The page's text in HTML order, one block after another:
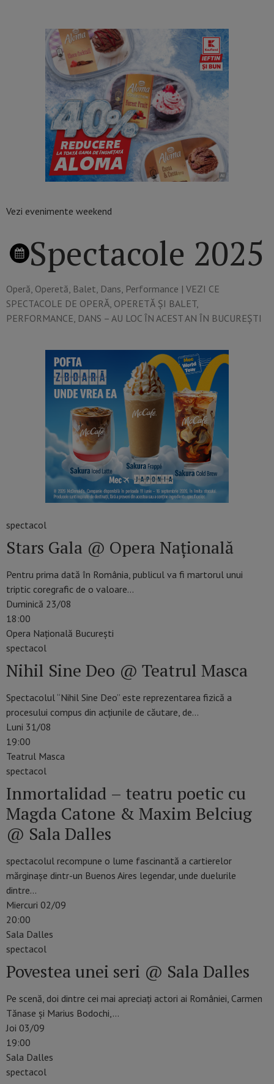
Vezi evenimente weekend
Spectacole 2025
Operă, Operetă, Balet, Dans, Performance​ | VEZI CE
SPECTACOLE DE OPERĂ, OPERETĂ ȘI BALET,
PERFORMANCE, DANS – AU LOC ÎN ACEST AN ÎN BUCUREȘTI
spectacol
Stars Gala @ Opera Națională
Pentru prima dată în România, publicul va fi martorul unui
triptic coregrafic de o valoare…
Duminică 23/08
18:00
Opera Națională București
spectacol
Nihil Sine Deo @ Teatrul Masca
Spectacolul “Nihil Sine Deo” este reprezentarea fizică a
procesului compus din acțiunile de căutare, de…
Luni 31/08
19:00
Teatrul Masca
spectacol
Inmortalidad – teatru poetic cu
Magda Catone & Maxim Belciug
@ Sala Dalles
spectacolul recompune o lume fascinantă a cartierelor
mărginașe dintr-un Buenos Aires legendar, unde duelurile
dintre…
Miercuri 02/09
20:00
Sala Dalles
spectacol
Povestea unei seri @ Sala Dalles
Pe scenă, doi dintre cei mai apreciați actori ai României, Carmen
Tănase și Marius Bodochi,…
Joi 03/09
19:00
Sala Dalles
spectacol